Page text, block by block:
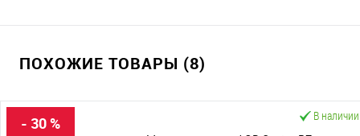
ПОХОЖИЕ ТОВАРЫ (8)
- 30 % В наличии